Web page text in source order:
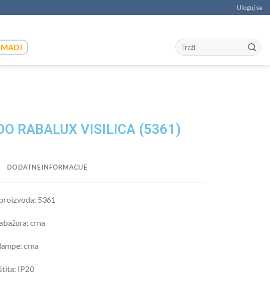
Uloguj se
RABALUX VISILICA (5361)
DODATNE INFORMACIJE
5361
crna
crna
IP20